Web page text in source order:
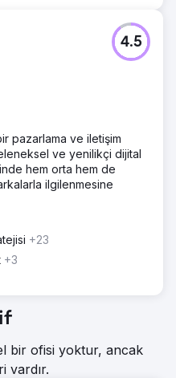
1000+ satışa ulaştık
alıntı: "Şirket ortalamanın
çalışmaları
git
4.5
pazarlama ve iletişim
ve yenilikçi dijital
hem orta hem de
ilgilenmesine
+23
+3
bir ofisi yoktur, ancak
vardır.